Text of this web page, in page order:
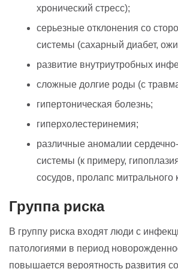
хронический стресс);
серьезные отклонения со
системы (сахарный диабет,
развитие внутриутробных
сложные долгие роды (с
гипертоническая болезнь;
гиперхолестеринемия;
различные аномалии
системы (к примеру,
сосудов, пролапс митрального
Группа риска
В группу риска входят люди с
патологиями в период
повышается вероятность развития